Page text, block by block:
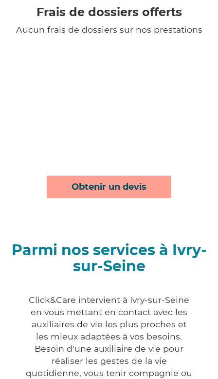
Frais de dossiers offerts
Aucun frais de dossiers sur nos prestations
Obtenir un devis
Parmi nos services à Ivry-
sur-Seine
Click&Care intervient à Ivry-sur-Seine
en vous mettant en contact avec les
auxiliaires de vie les plus proches et
les mieux adaptées à vos besoins.
Besoin d'une auxiliaire de vie pour
réaliser les gestes de la vie
quotidienne, vous tenir compagnie ou